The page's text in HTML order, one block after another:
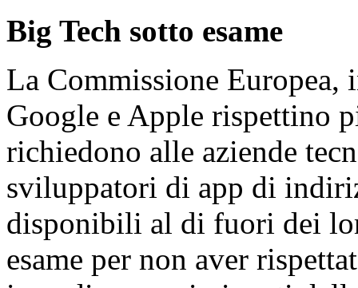
Big Tech sotto esame
La Commissione Europea,
Google e Apple rispettino
richiedono alle aziende
sviluppatori di app di
disponibili al di fuori dei
esame per non aver